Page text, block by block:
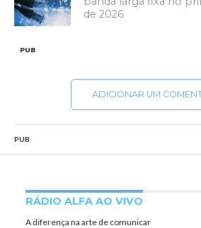
de 2026
PUB
ADICIONAR UM
PUB
RÁDIO ALFA AO VIVO
A diferença na arte de comunicar